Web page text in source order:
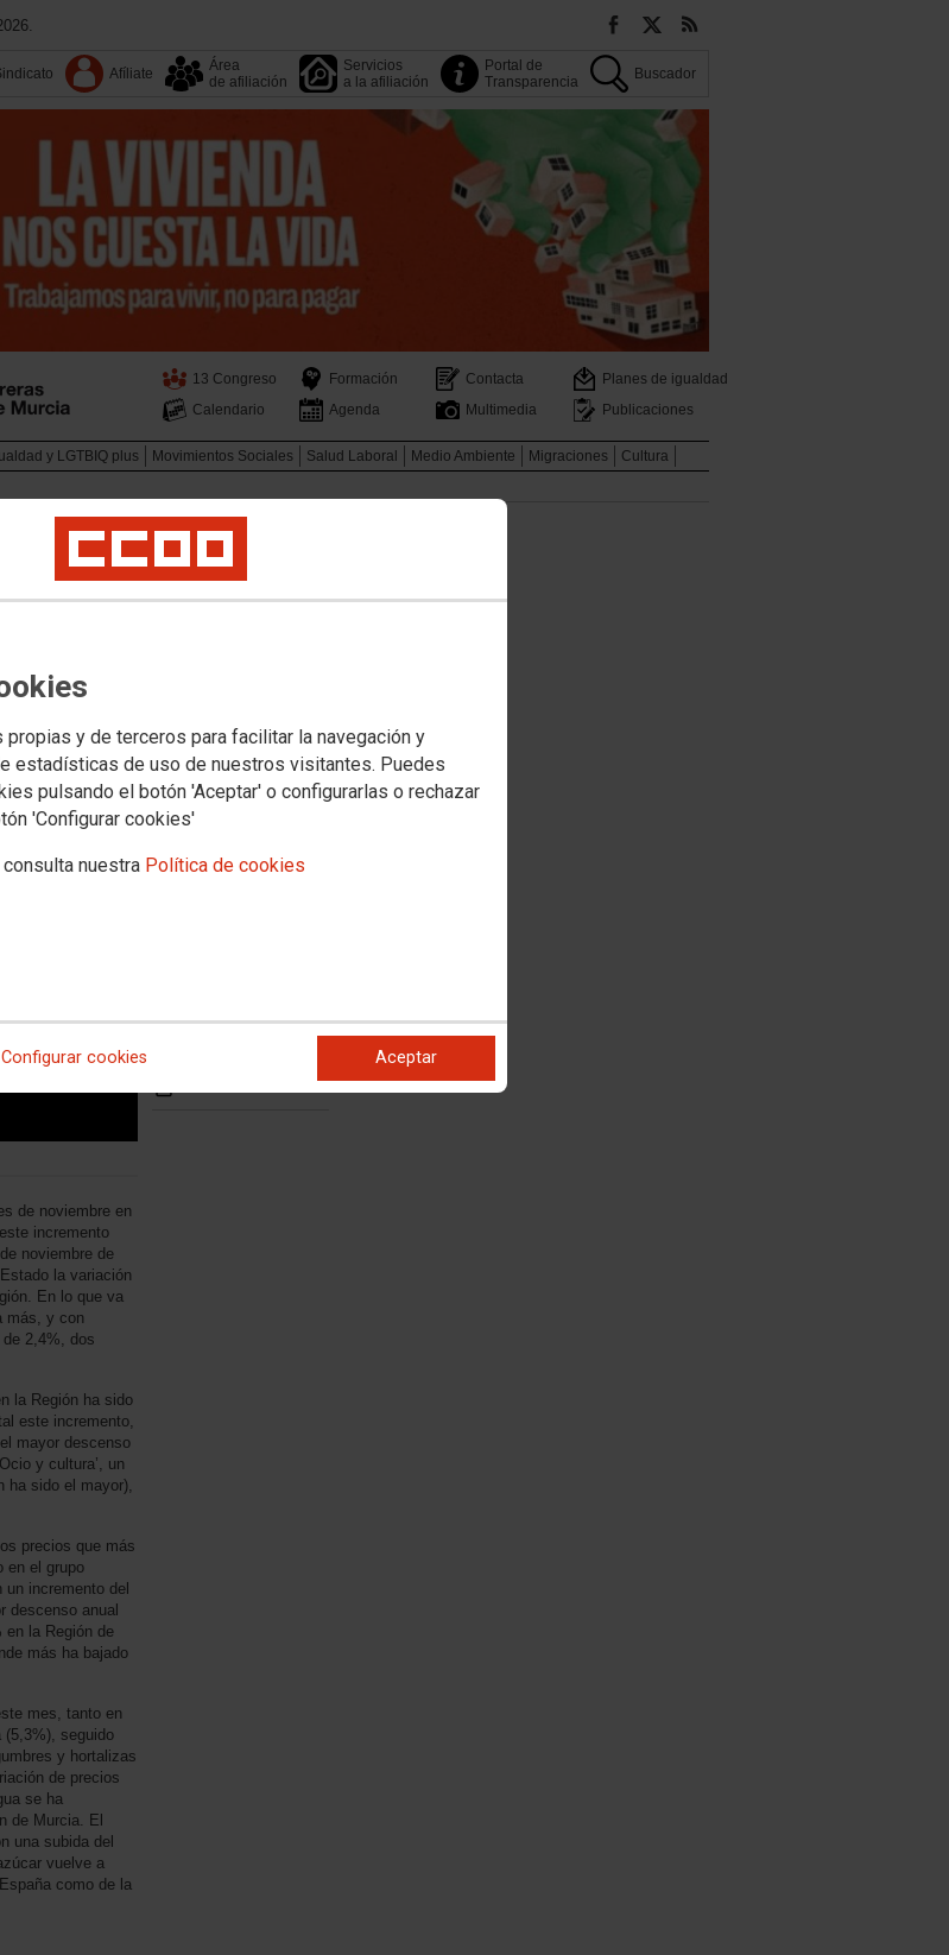
y de terceros para facilitar la navegación y
estadísticas de uso de nuestros visitantes. Puedes
pulsando el botón 'Aceptar' o configurarlas o rechazar
'Configurar cookies'
nuestra Política de cookies
Configurar cookies Aceptar
Afíliate
Área
de afiliación
Servicios
a la afiliación
Portal de
Transparencia
Buscador
13 Congreso Formación Contacta
Planes de igualdad
Calendario
Agenda Multimedia Publicaciones
y LGTBIQ plus Movimientos Sociales Salud Laboral Medio Ambiente Migraciones
Cultura
una décima
dos décimas por debajo que en el
de precios tanto en la Región de Murcia
urbano se han incrementado más de un 13%
de noviembre en
incremento
noviembre de
la variación
En lo que va
más, y con
2,4%, dos
la Región ha sido
este incremento,
mayor descenso
y cultura’, un
ha sido el mayor),
precios que más
en el grupo
incremento del
descenso anual
en la Región de
más ha bajado
mes, tanto en
(5,3%), seguido
y hortalizas
de precios
se ha
de Murcia. El
una subida del
vuelve a
como de la